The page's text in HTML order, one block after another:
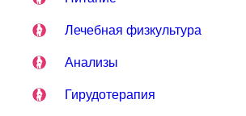
Лечебная физкультура
Анализы
Гирудотерапия